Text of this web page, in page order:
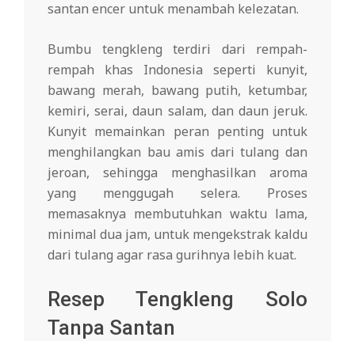
santan encer untuk menambah kelezatan.
Bumbu tengkleng terdiri dari rempah-
rempah khas Indonesia seperti kunyit,
bawang merah, bawang putih, ketumbar,
kemiri, serai, daun salam, dan daun jeruk.
Kunyit memainkan peran penting untuk
menghilangkan bau amis dari tulang dan
jeroan, sehingga menghasilkan aroma
yang menggugah selera. Proses
memasaknya membutuhkan waktu lama,
minimal dua jam, untuk mengekstrak kaldu
dari tulang agar rasa gurihnya lebih kuat.
Resep Tengkleng Solo
Tanpa Santan